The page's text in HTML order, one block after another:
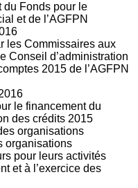
du Fonds pour le
et de l’AGFPN
les Commissaires aux
Conseil d’administration
2015 de l’AGFPN
le financement du
des crédits 2015
organisations
organisations
pour leurs activités
et à l’exercice des